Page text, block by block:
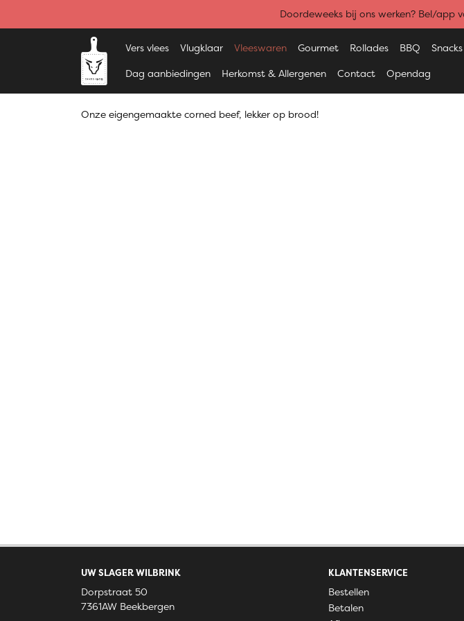
Doordeweeks bij ons werken? Bel/
Vers vlees Vlugklaar Vleeswaren Gourmet Rollades BBQ
Dag aanbiedingen Herkomst & Allergenen Contact Opendag
Onze eigengemaakte corned beef, lekker op brood!
UW SLAGER WILBRINK
Dorpstraat 50
7361AW Beekbergen
KLANTENSERVICE
Bestellen
Betalen